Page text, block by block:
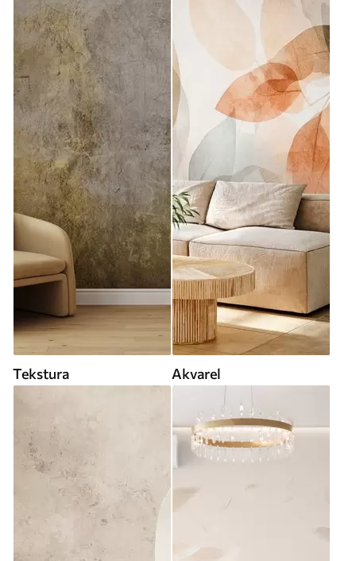
Tekstura Akvarel